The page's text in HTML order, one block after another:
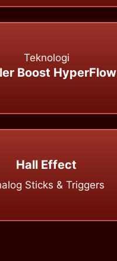
Teknologi
Boost HyperFlow
Hall Effect
Sticks & Triggers